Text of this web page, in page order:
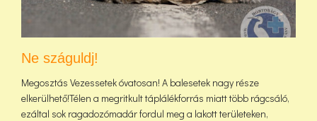
Ne száguldj!
Megosztás Vezessetek óvatosan! A balesetek nagy része
elkerülhető!Télen a megritkult táplálékforrás miatt több rágcsáló,
ezáltal sok ragadozómadár fordul meg a lakott területeken,